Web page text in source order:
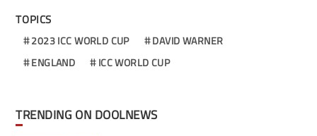
TOPICS
2023 ICC WORLD CUP
DAVID WARNER
ENGLAND
ICC WORLD CUP
TRENDING ON DOOLNEWS